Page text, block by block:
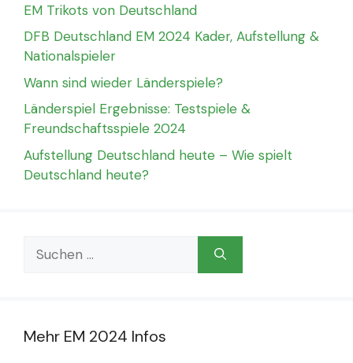
EM Trikots von Deutschland
DFB Deutschland EM 2024 Kader, Aufstellung &
Nationalspieler
Wann sind wieder Länderspiele?
Länderspiel Ergebnisse: Testspiele &
Freundschaftsspiele 2024
Aufstellung Deutschland heute – Wie spielt
Deutschland heute?
Suchen
nach:
Mehr EM 2024 Infos